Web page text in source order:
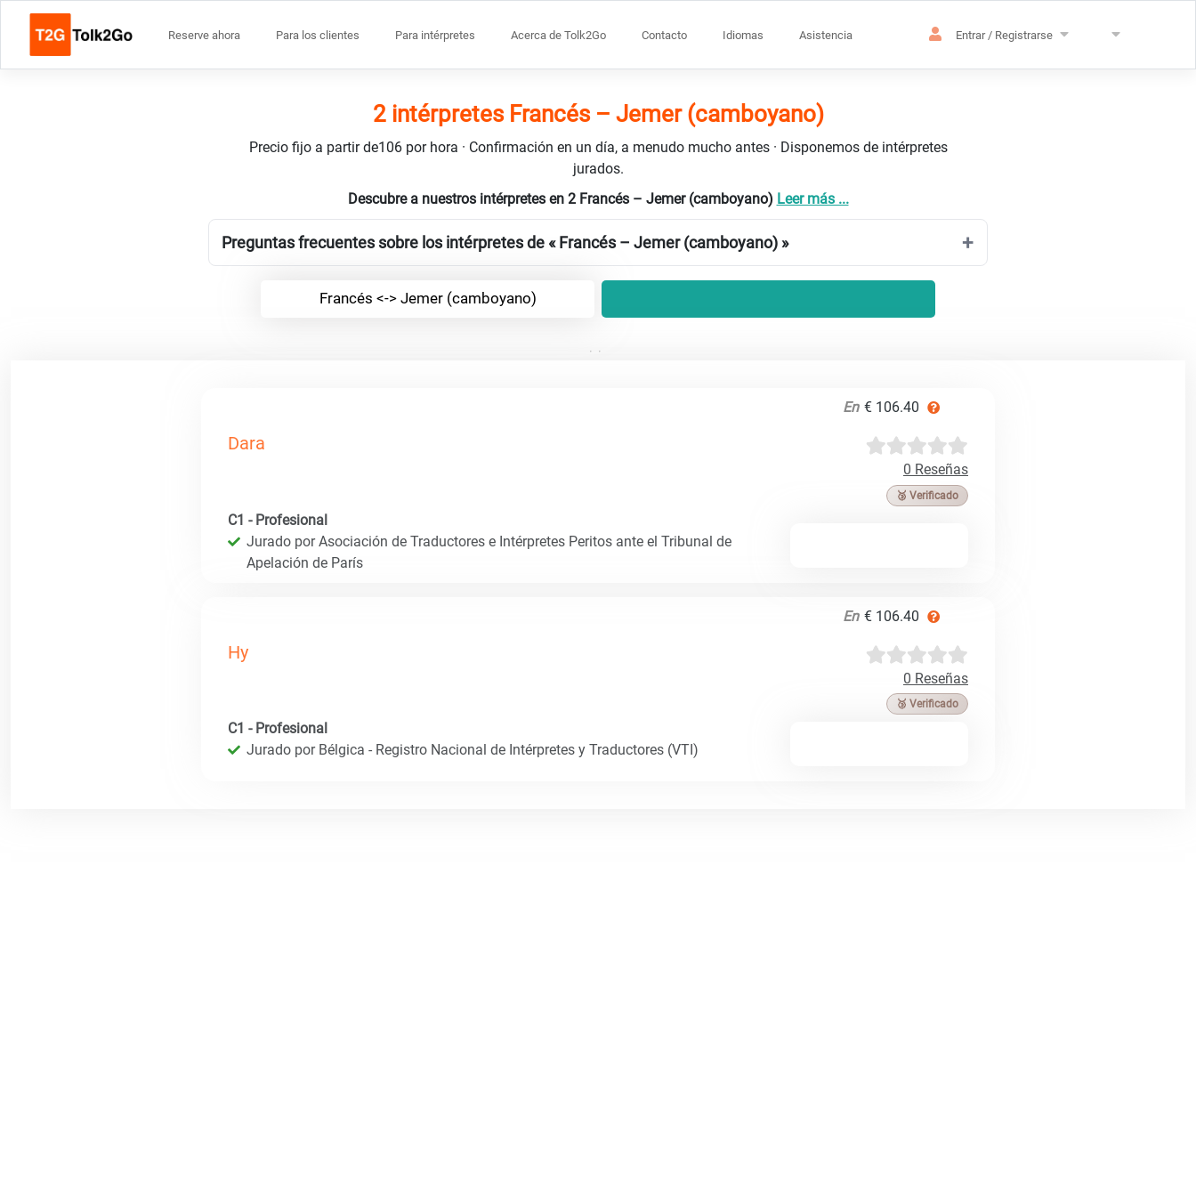
Reserve ahora Para los clientes Para intérpretes Acerca de Tolk2Go Contacto Idiomas Asistencia Entrar / Registrarse
2 intérpretes Francés – Jemer (camboyano)
Precio fijo a partir de106 por hora · Confirmación en un día, a menudo mucho antes · Disponemos de intérpretes
jurados.
Descubre a nuestros intérpretes en 2 Francés – Jemer (camboyano) Leer más ...
Preguntas frecuentes sobre los intérpretes de « Francés – Jemer (camboyano) »
Francés <-> Jemer (camboyano)
En € 106.40
Dara
0 Reseñas
🥉 Verificado
C1 - Profesional
Jurado por Asociación de Traductores e Intérpretes Peritos ante el Tribunal de
Apelación de París
En € 106.40
Hy
0 Reseñas
🥉 Verificado
C1 - Profesional
Jurado por Bélgica - Registro Nacional de Intérpretes y Traductores (VTI)